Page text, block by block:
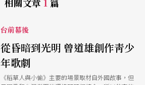
台前幕後
從昏暗到光明 曾道雄創作靑少
年歌劇
《稻草人與小偷》主要的場景取材自外國故事，但